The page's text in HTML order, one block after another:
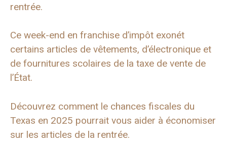
rentrée.
Ce week-end en franchise d’impôt exonét
certains articles de vêtements, d’électronique et
de fournitures scolaires de la taxe de vente de
l’État.
Découvrez comment le chances fiscales du
Texas en 2025 pourrait vous aider à économiser
sur les articles de la rentrée.